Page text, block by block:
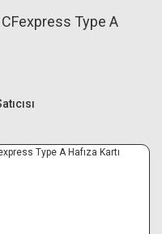
Alışverişe
Type A